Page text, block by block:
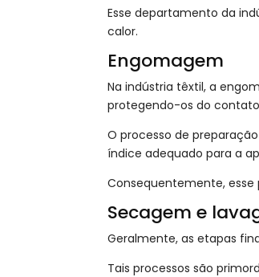
Esse departamento da
calor.
Engomagem
Na indústria têxtil, a
protegendo-os do
O processo de
índice adequado para a
Consequentemente,
Secagem e
Geralmente, as etapas
Tais processos são